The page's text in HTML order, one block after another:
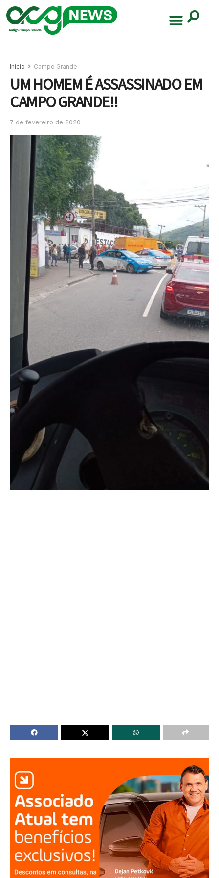
Início Campo Grande
UM HOMEM É ASSASSINADO EM
CAMPO GRANDE!!
7 de fevereiro de 2020